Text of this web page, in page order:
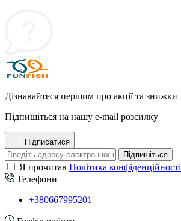
Дізнавайтеся першим про акції та знижки
Підпишіться на нашу e-mail розсилку
Підписатися
Підпишіться
Я прочитав Політика конфіденційності
Телефони
+380667995201